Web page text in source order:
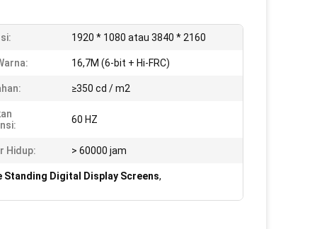
1920 * 1080 atau 3840 * 2160
16,7M (6-bit + Hi-FRC)
≥350 cd / m2
60 HZ
Hidup: > 60000 jam
Standing Digital Display Screens,